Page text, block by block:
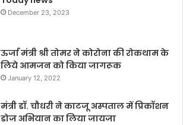
December 23, 2023
ऊर्जा मंत्री श्री तोमर ने कोरोना की रोकथाम के
लिये आमजन को किया जागरूक
January 12, 2022
मंत्री डॉ. चौधरी ने काटजू अस्पताल में प्रिकॉशन
डोज अभियान का लिया जायजा